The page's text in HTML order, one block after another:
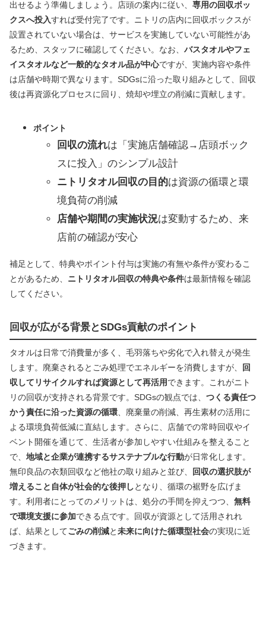
出せるよう準備しましょう。店頭の案内に従い、 専用の回収ボッ
クスへ投入すれば受付完了です。ニトリの店内に回収ボックスが
設置されていない場合は、サービスを実施していない可能性があ
るため、スタッフに確認してください。なお、 バスタオルやフェ
イスタオルなど一般的なタオル品が中心ですが、実施内容や条件
は店舗や時期で異なります。SDGsに沿った取り組みとして、回収
後は再資源化プロセスに回り、焼却や埋立の削減に貢献します。
ポイント
回収の流れは「実施店舗確認→店頭ボック
スに投入」のシンプル設計
ニトリタオル回収の目的は資源の循環と環
境負荷の削減
店舗や期間の実施状況は変動するため、来
店前の確認が安心
補足として、特典やポイント付与は実施の有無や条件が変わるこ
とがあるため、 ニトリタオル回収の特典や条件は最新情報を確認
してください。
回収が広がる背景とSDGs貢献のポイント
タオルは日常で消費量が多く、毛羽落ちや劣化で入れ替えが発生
します。廃棄されるとごみ処理でエネルギーを消費しますが、
回
収してリサイクルすれば資源として再活用できます。これがニト
リの回収が支持される背景です。SDGsの観点では、 つくる責任つ
かう責任に沿った資源の循環 、廃棄量の削減、再生素材の活用に
よる環境負荷低減に直結します。さらに、店舗での常時回収やイ
ベント開催を通じて、生活者が参加しやすい仕組みを整えること
で、 地域と企業が連携するサステナブルな行動が日常化します。
無印良品の衣類回収など他社の取り組みと並び、
回収の選択肢が
増えること自体が社会的な後押しとなり、循環の裾野を広げま
す。利用者にとってのメリットは、処分の手間を抑えつつ、 無料
で環境支援に参加できる点です。回収が資源として活用されれ
ば、結果としてごみの削減と未来に向けた循環型社会の実現に近
づきます。